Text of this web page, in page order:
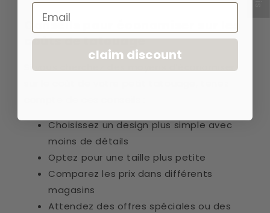
Conseils pour économiser sur les
coûts de tatouage
Si vous cherchez des moyens d’économiser
Choisissez un design plus simple avec
moins de détails
Optez pour une taille plus petite
Comparez les prix dans différents
magasins
Attendez des offres spéciales ou des
Email
claim discount